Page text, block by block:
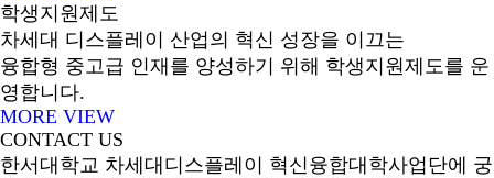
학생지원제도
차세대 디스플레이 산업의 혁신 성장을 이끄는
융합형 중고급 인재를 양성하기 위해 학생지원제도를 운
영합니다.
MORE VIEW
CONTACT US
한서대학교 차세대디스플레이 혁신융합대학사업단에 궁